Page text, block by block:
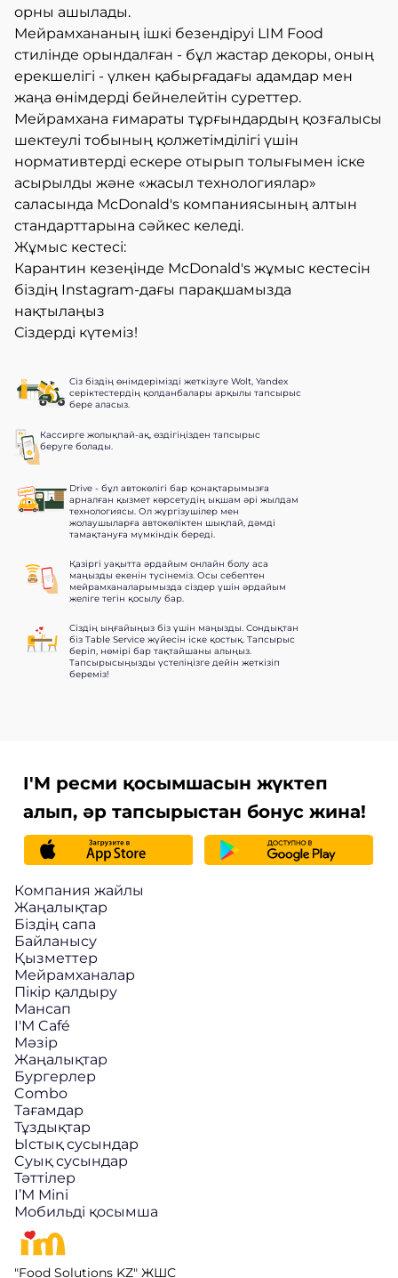
орны ашылады.
Мейрамхананың ішкі безендіруі LIM Food
стилінде орындалған - бұл жастар декоры, оның
ерекшелігі - үлкен қабырғадағы адамдар мен
жаңа өнімдерді бейнелейтін суреттер.
Мейрамхана ғимараты тұрғындардың қозғалысы
шектеулі тобының қолжетімділігі үшін
нормативтерді ескере отырып толығымен іске
асырылды және «жасыл технологиялар»
саласында McDonald's компаниясының алтын
стандарттарына сәйкес келеді.
Жұмыс кестесі:
Карантин кезеңінде McDonald's жұмыс кестесін
біздің Instagram-дағы парақшамызда
нақтылаңыз
Сіздерді күтеміз!
Сіз біздің өнімдерімізді жеткізуге Wolt, Yandex
серіктестердің қолданбалары арқылы тапсырыс
бере аласыз.
Кассирге жолықпай-ақ, өздігіңізден тапсырыс
беруге болады.
Drive - бұл автокөлігі бар қонақтарымызға
арналған қызмет көрсетудің ықшам әрі жылдам
технологиясы. Ол жүргізушілер мен
жолаушыларға автокөліктен шықпай, дәмді
тамақтануға мүмкіндік береді.
Қазіргі уақытта әрдайым онлайн болу аса
маңызды екенін түсінеміз. Осы себептен
мейрамханаларымызда сіздер үшін әрдайым
желіге тегін қосылу бар.
Сіздің ыңғайыңыз біз үшін маңызды. Сондықтан
біз Table Service жүйесін іске қостық. Тапсырыс
беріп, нөмірі бар тақтайшаны алыңыз.
Тапсырысыңызды үстеліңізге дейін жеткізіп
береміз!
I'M ресми қосымшасын жүктеп
алып, әр тапсырыстан бонус жина!
Компания жайлы
Жаңалықтар
Біздің сапа
Байланысу
Қызметтер
Мейрамханалар
Пікір қалдыру
Мансап
I'M Café
Мәзір
Жаңалықтар
Бургерлер
Combo
Тағамдар
Тұздықтар
Ыстық сусындар
Cуық сусындар
Тәттілер
I’M Mini
Мобильді қосымша
"Food Solutions KZ" ЖШС